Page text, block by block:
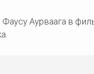
Фаусу Аурваага в